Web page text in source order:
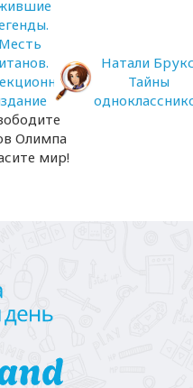
Месть
Олимпа
мир!
Натали
Тайны